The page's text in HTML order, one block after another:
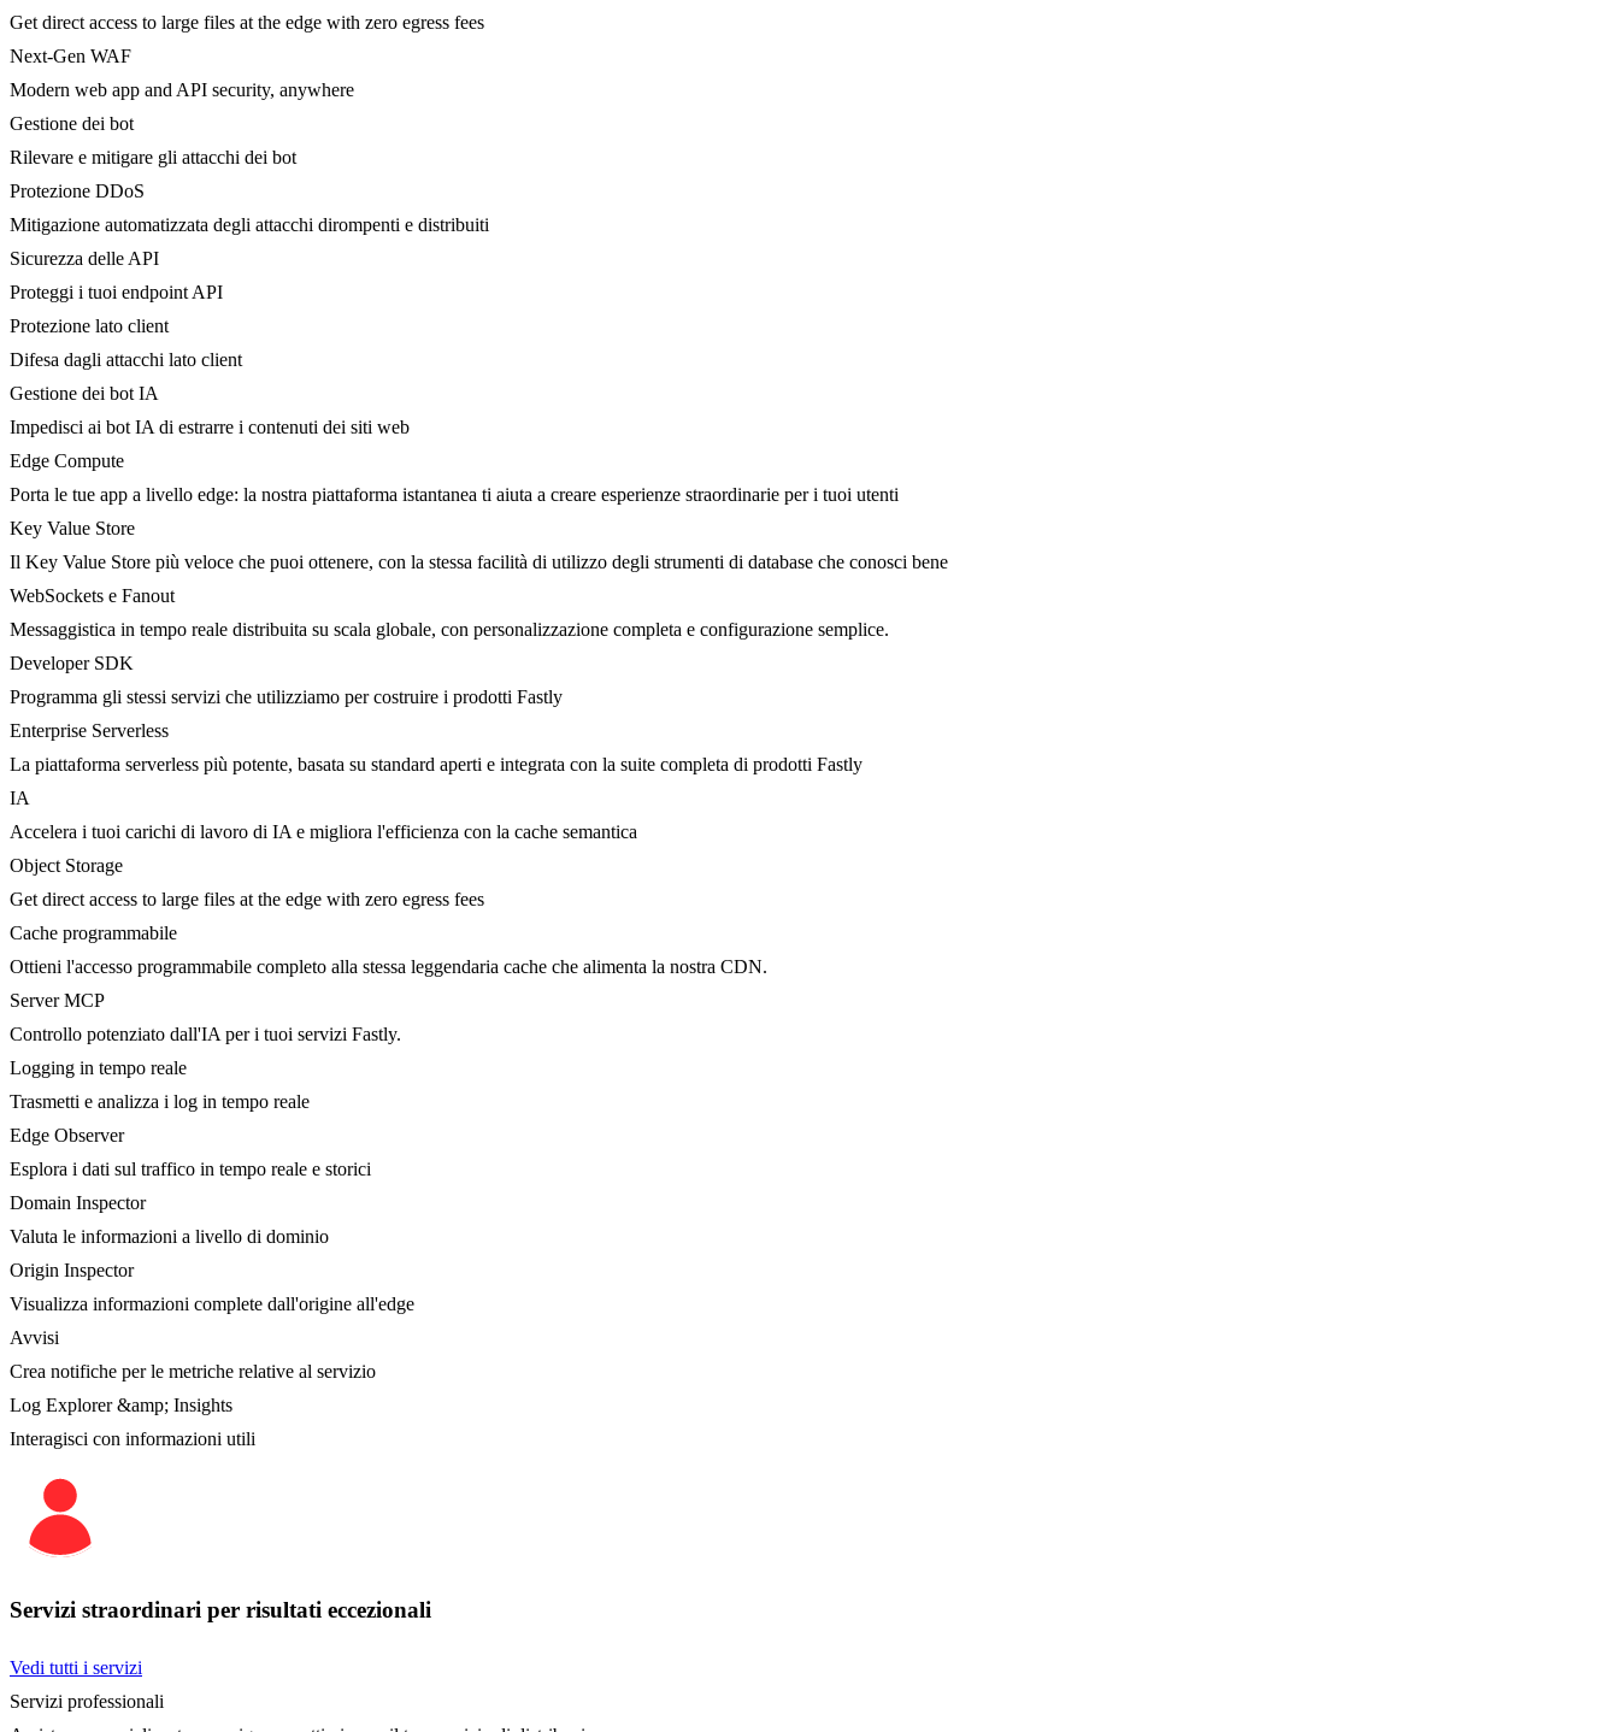
Get direct access to large files at the edge with zero egress fees
Next-Gen WAF
Modern web app and API security, anywhere
Gestione dei bot
Rilevare e mitigare gli attacchi dei bot
Protezione DDoS
Mitigazione automatizzata degli attacchi dirompenti e distribuiti
Sicurezza delle API
Proteggi i tuoi endpoint API
Protezione lato client
Difesa dagli attacchi lato client
Gestione dei bot IA
Impedisci ai bot IA di estrarre i contenuti dei siti web
Edge Compute
Porta le tue app a livello edge: la nostra piattaforma istantanea ti aiuta a creare esperienze straordinarie per i tuoi utenti
Key Value Store
Il Key Value Store più veloce che puoi ottenere, con la stessa facilità di utilizzo degli strumenti di database che conosci bene
WebSockets e Fanout
Messaggistica in tempo reale distribuita su scala globale, con personalizzazione completa e configurazione semplice.
Developer SDK
Programma gli stessi servizi che utilizziamo per costruire i prodotti Fastly
Enterprise Serverless
La piattaforma serverless più potente, basata su standard aperti e integrata con la suite completa di prodotti Fastly
IA
Accelera i tuoi carichi di lavoro di IA e migliora l'efficienza con la cache semantica
Object Storage
Get direct access to large files at the edge with zero egress fees
Cache programmabile
Ottieni l'accesso programmabile completo alla stessa leggendaria cache che alimenta la nostra CDN.
Server MCP
Controllo potenziato dall'IA per i tuoi servizi Fastly.
Logging in tempo reale
Trasmetti e analizza i log in tempo reale
Edge Observer
Esplora i dati sul traffico in tempo reale e storici
Domain Inspector
Valuta le informazioni a livello di dominio
Origin Inspector
Visualizza informazioni complete dall'origine all'edge
Avvisi
Crea notifiche per le metriche relative al servizio
Log Explorer &amp; Insights
Interagisci con informazioni utili
Servizi straordinari per risultati eccezionali
Vedi tutti i servizi
Servizi professionali